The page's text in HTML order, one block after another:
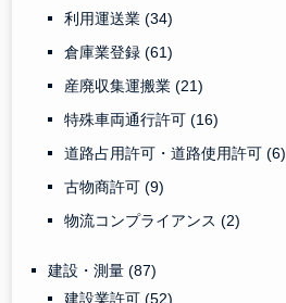
利用運送業(34)
倉庫業登録(61)
産廃収集運搬業(21)
特殊車両通行許可(16)
道路占用許可・道路使用許可(6)
古物商許可(9)
物流コンプライアンス(2)
建設・測量(87)
建設業許可(52)